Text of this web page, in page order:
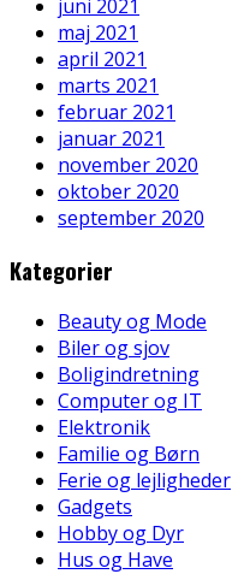
juni 2021
maj 2021
april 2021
marts 2021
februar 2021
januar 2021
november 2020
oktober 2020
september 2020
Kategorier
Beauty og Mode
Biler og sjov
Boligindretning
Computer og IT
Elektronik
Familie og Børn
Ferie og lejligheder
Gadgets
Hobby og Dyr
Hus og Have